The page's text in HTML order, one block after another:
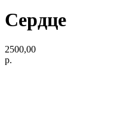
Сердце
2500,00
р.